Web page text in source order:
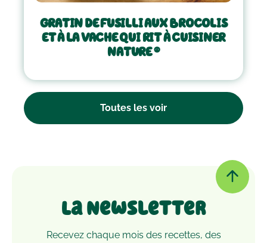
Toutes les voir
GRATIN DE FUSILLI AUX BROCOLIS
ET À LA VACHE QUI RIT À CUISINER
NATURE ®
La Newsletter
Recevez chaque mois des recettes, des